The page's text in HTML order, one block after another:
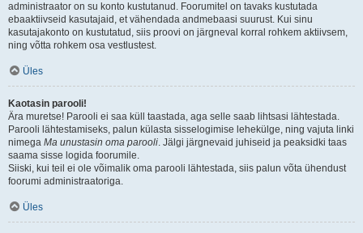
administraator on su konto kustutanud. Foorumitel on tavaks kustutada
ebaaktiivseid kasutajaid, et vähendada andmebaasi suurust. Kui sinu
kasutajakonto on kustutatud, siis proovi on järgneval korral rohkem aktiivsem,
ning võtta rohkem osa vestlustest.
Üles
Kaotasin parooli!
Ära muretse! Parooli ei saa küll taastada, aga selle saab lihtsasi lähtestada.
Parooli lähtestamiseks, palun külasta sisselogimise lehekülge, ning vajuta linki
nimega Ma unustasin oma parooli. Jälgi järgnevaid juhiseid ja peaksidki taas
saama sisse logida foorumile.
Siiski, kui teil ei ole võimalik oma parooli lähtestada, siis palun võta ühendust
foorumi administraatoriga.
Üles